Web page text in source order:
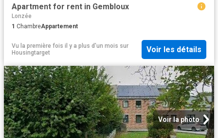
Apartment for rent in Gembloux
Lonzée
1 ChambreAppartement
Vu la première fois il y a plus d'un mois sur
Housingtarget
Voir les détails
Voir la photo